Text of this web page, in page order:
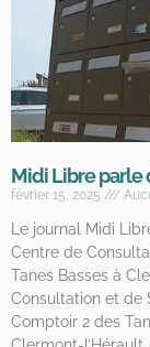
Midi Libre parle
février 15, 2025
Le journal Midi
Centre de
Tanes Basses à
Consultation et de
Comptoir 2 des